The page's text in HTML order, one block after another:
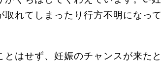
れてしまったり行方不明になって
はせず、妊娠のチャンスが来たと